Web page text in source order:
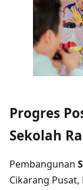
Progres
Sekolah
Pembangunan
Cikarang